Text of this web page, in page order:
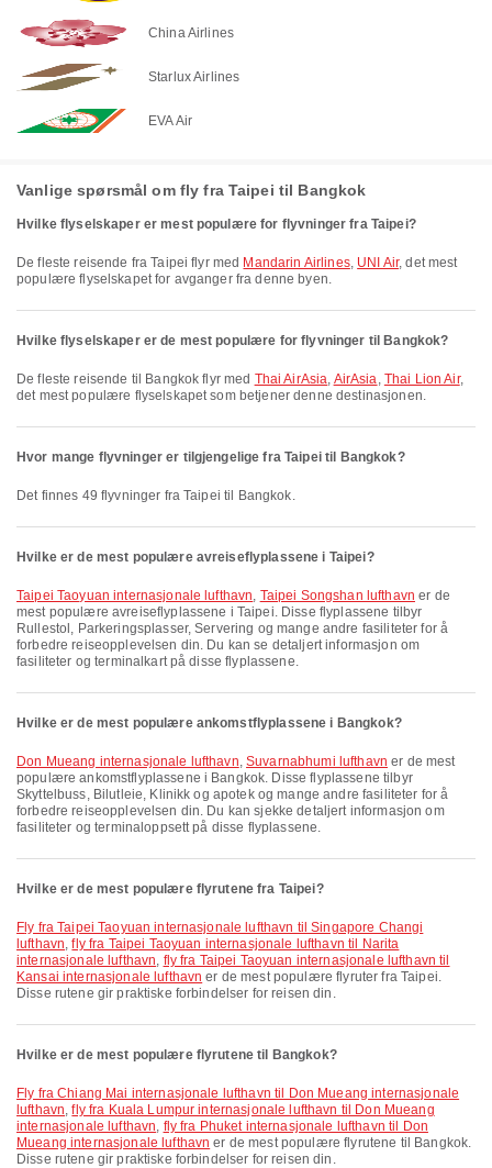
China Airlines
Starlux Airlines
EVA Air
Vanlige spørsmål om fly fra Taipei til Bangkok
Hvilke flyselskaper er mest populære for flyvninger fra Taipei?
De fleste reisende fra Taipei flyr med Mandarin Airlines, UNI Air, det mest
populære flyselskapet for avganger fra denne byen.
Hvilke flyselskaper er de mest populære for flyvninger til Bangkok?
De fleste reisende til Bangkok flyr med Thai AirAsia, AirAsia, Thai Lion Air,
det mest populære flyselskapet som betjener denne destinasjonen.
Hvor mange flyvninger er tilgjengelige fra Taipei til Bangkok?
Det finnes 49 flyvninger fra Taipei til Bangkok.
Hvilke er de mest populære avreiseflyplassene i Taipei?
Taipei Taoyuan internasjonale lufthavn, Taipei Songshan lufthavn er de
mest populære avreiseflyplassene i Taipei. Disse flyplassene tilbyr
Rullestol, Parkeringsplasser, Servering og mange andre fasiliteter for å
forbedre reiseopplevelsen din. Du kan se detaljert informasjon om
fasiliteter og terminalkart på disse flyplassene.
Hvilke er de mest populære ankomstflyplassene i Bangkok?
Don Mueang internasjonale lufthavn,Suvarnabhumi lufthavn er de mest
populære ankomstflyplassene i Bangkok. Disse flyplassene tilbyr
Skyttelbuss, Bilutleie, Klinikk og apotek og mange andre fasiliteter for å
forbedre reiseopplevelsen din. Du kan sjekke detaljert informasjon om
fasiliteter og terminaloppsett på disse flyplassene.
Hvilke er de mest populære flyrutene fra Taipei?
fly fra Taipei Taoyuan internasjonale lufthavn til Singapore Changi
lufthavn,fly fra Taipei Taoyuan internasjonale lufthavn til Narita
internasjonale lufthavn, fly fra Taipei Taoyuan internasjonale lufthavn til
Kansai internasjonale lufthavn er de mest populære flyruter fra Taipei.
Disse rutene gir praktiske forbindelser for reisen din.
Hvilke er de mest populære flyrutene til Bangkok?
fly fra Chiang Mai internasjonale lufthavn til Don Mueang internasjonale
lufthavn,fly fra Kuala Lumpur internasjonale lufthavn til Don Mueang
internasjonale lufthavn, fly fra Phuket internasjonale lufthavn til Don
Mueang internasjonale lufthavn er de mest populære flyrutene til Bangkok.
Disse rutene gir praktiske forbindelser for reisen din.